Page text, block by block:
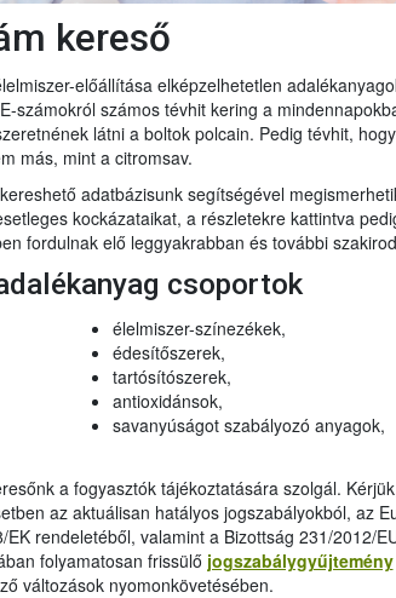
kereső
előállítása elképzelhetetlen
számokról számos tévhit kering a
látni a boltok polcain. Pedig tévhit,
más, mint a citromsav.
adatbázisunk segítségével
kockázataikat, a részletekre kattintva
fordulnak elő leggyakrabban és további
csoportok
élelmiszer-színezékek,
édesítőszerek,
tartósítószerek,
antioxidánsok,
savanyúságot szabályozó anyagok,
a fogyasztók tájékoztatására szolgál.
az aktuálisan hatályos jogszabályokból, az
EK rendeletéből, valamint a Bizottság 231/2012/
folyamatosan frissülő jogszabálygyűjtemény
változások nyomonkövetésében.